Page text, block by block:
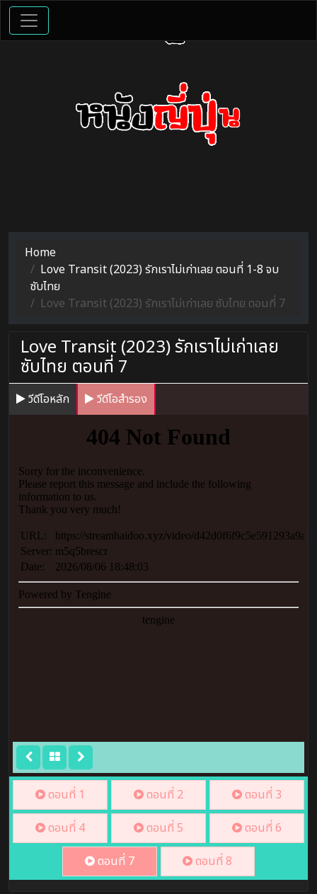
Home
Love Transit (2023) รักเราไม่เก่าเลย ตอนที่ 1-8 จบ
ซับไทย
Love Transit (2023) รักเราไม่เก่าเลย ซับไทย ตอนที่ 7
Love Transit (2023) รักเราไม่เก่าเลย
ซับไทย ตอนที่ 7
วีดีโอหลัก วีดีโอสำรอง
ตอนที่ 1 ตอนที่ 2
ตอนที่ 3
ตอนที่ 4
ตอนที่ 5
ตอนที่ 6
ตอนที่ 7
ตอนที่ 8